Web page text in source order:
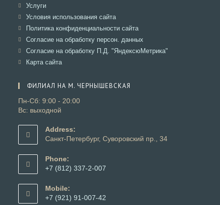
вкладке
УслугиОткроется
в
вкладке
Условия использования сайтаОткроется
в
вкладке
Политика конфиденциальности сайтаОткроется
в
вкладке
Согласие на обработку персон. данных
в
Согласие на обработку П.Д. "ЯндексюМетрика"
Карта сайтаОткроется
вкладке
ФИЛИАЛ НА М. ЧЕРНЫШЕВСКАЯ
Пн-Сб: 9:00 - 20:00
Вс: выходной
Address:
Санкт-Петербург, Суворовский пр., 34
Phone:
+7 (812) 337-2-007
в
вашем
Mobile:
+7 (921) 91-007-42